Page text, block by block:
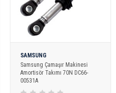
SAMSUNG
Samsung Çamaşır Makinesi
Amortisör Takımı 70N DC66-
00531A